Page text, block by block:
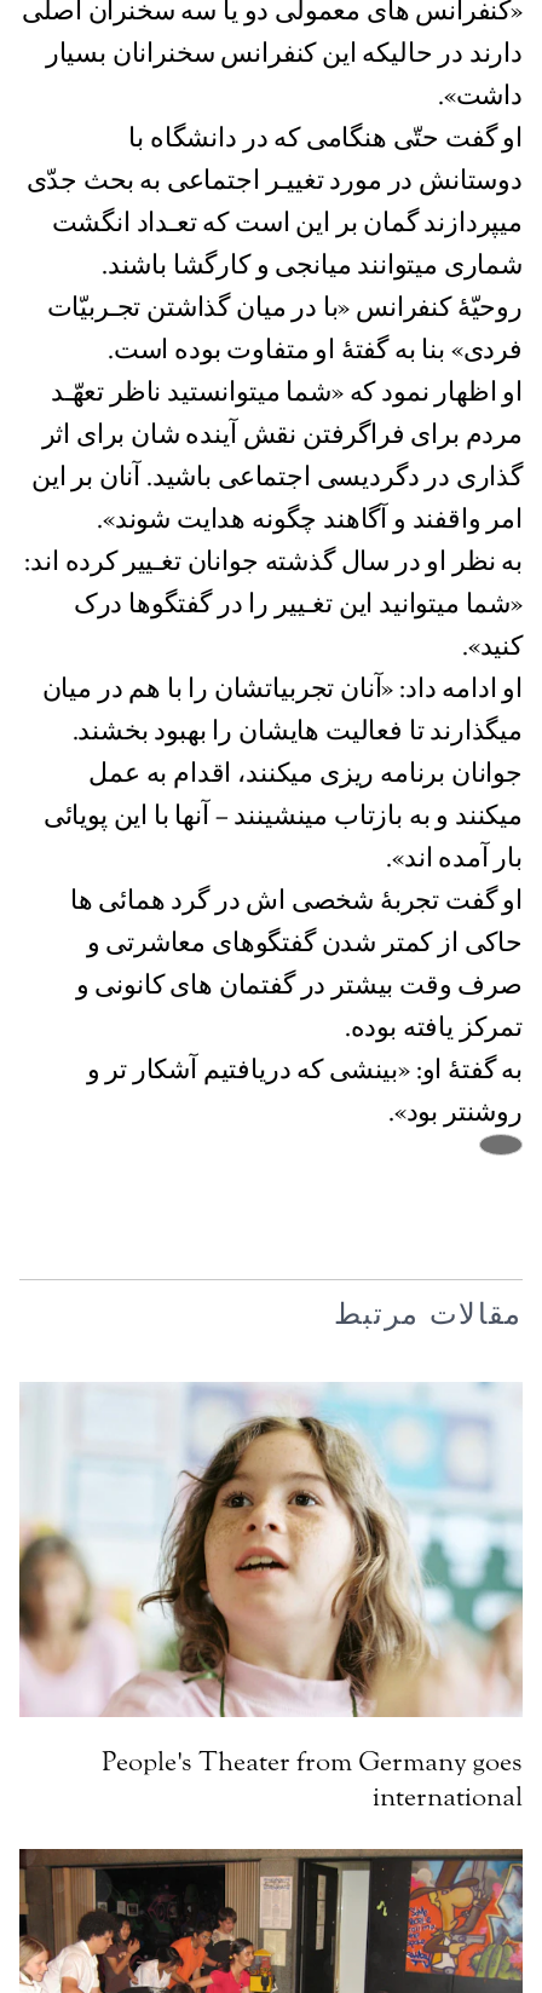
«کنفرانس های معمولی دو یا سه سخنران اصلی
دارند در حالیکه این کنفرانس سخنرانان بسیار
داشت».
او گفت حتّی هنگامی که در دانشگاه با
دوستانش در مورد تغییـر اجتماعی به بحث جدّی
میپردازند گمان بر این است که تعـداد انگشت
شماری میتوانند میانجی و کارگشا باشند.
روحیّۀ کنفرانس «با در میان گذاشتن تجـربیّات
فردی» بنا به گفتۀ او متفاوت بوده است.
او اظهار نمود که «شما میتوانستید ناظر تعهّـد
مردم برای فراگرفتن نقش آینده شان برای اثر
گذاری در دگردیسی اجتماعی باشید. آنان بر این
امر واقفند و آگاهند چگونه هدایت شوند».
به نظر او در سال گذشته جوانان تغـییر کرده اند:
«شما میتوانید این تغـییر را در گفتگوها درک
کنید».
او ادامه داد: «آنان تجربیاتشان را با هم در میان
میگذارند تا فعالیت هایشان را بهبود بخشند.
جوانان برنامه ریزی میکنند، اقدام به عمل
میکنند و به بازتاب مینشینند – آنها با این پویائی
بار آمده اند».
او گفت تجربۀ شخصی اش در گرد همائی ها
حاکی از کمتر شدن گفتگوهای معاشرتی و
صرف وقت بیشتر در گفتمان های کانونی و
تمرکز یافته بوده.
به گفتۀ او: «بینشی که دریافتیم آشکار تر و
روشنتر بود».
مقالات مرتبط
People's Theater from Germany goes
international